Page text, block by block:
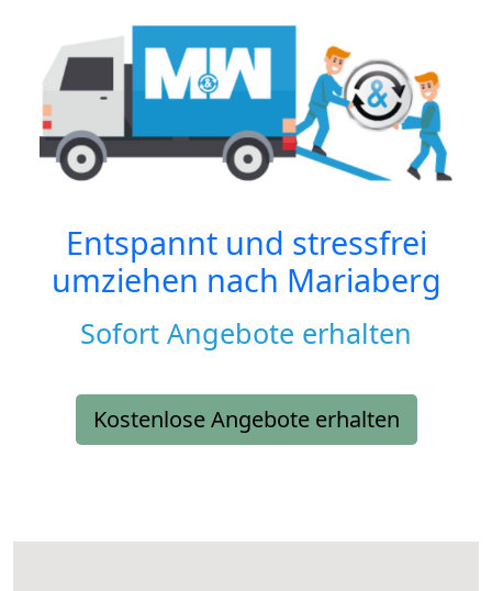
Entspannt und stressfrei
umziehen nach Mariaberg
Sofort Angebote erhalten
Kostenlose Angebote erhalten